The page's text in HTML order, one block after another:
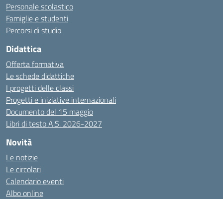
Personale scolastico
Famiglie e studenti
Percorsi di studio
Didattica
Offerta formativa
Le schede didattiche
I progetti delle classi
Progetti e iniziative internazionali
Documento del 15 maggio
Libri di testo A.S. 2026-2027
Novità
Le notizie
Le circolari
Calendario eventi
Albo online